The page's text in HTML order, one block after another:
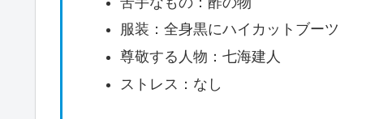
服装：全身黒にハイカットブーツ
尊敬する人物：七海建人
ストレス：なし